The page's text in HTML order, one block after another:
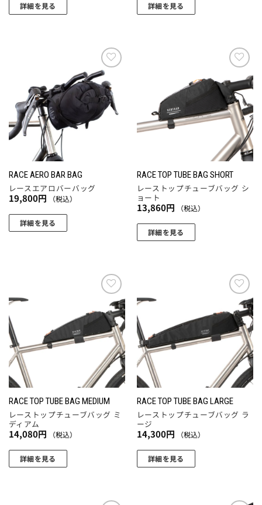
ョ
品
ペ
ー
ジ
き
ま
す
詳細を見る 詳細を見る
お気
に入
りに
追加
RACE AERO BAR BAG
レースエアロバーバッグ
19,800円 （税込）
詳細を見る
お気
に入
りに
追加
RACE TOP TUBE BAG SHORT
レーストップチューブバッグ シ
ョート
13,860円 （税込）
詳細を見る
お気
に入
りに
追加
RACE TOP TUBE BAG MEDIUM
レーストップチューブバッグ ミ
ディアム
14,080円 （税込）
詳細を見る
お気
に入
りに
追加
RACE TOP TUBE BAG LARGE
レーストップチューブバッグ ラ
ージ
14,300円 （税込）
詳細を見る